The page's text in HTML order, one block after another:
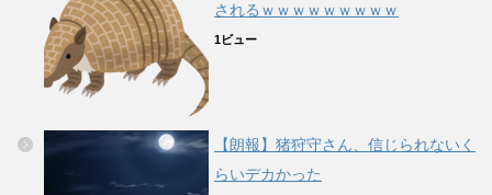
されるｗｗｗｗｗｗｗｗｗ
1ビュー
【朗報】猪狩守さん、信じられないく
らいデカかった